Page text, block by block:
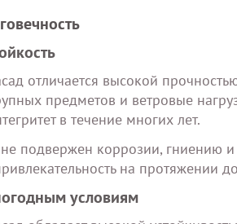
отличается высокой
предметов и ветровые
в течение многих лет.
подвержен коррозии, гниению и
на протяжении
условиям